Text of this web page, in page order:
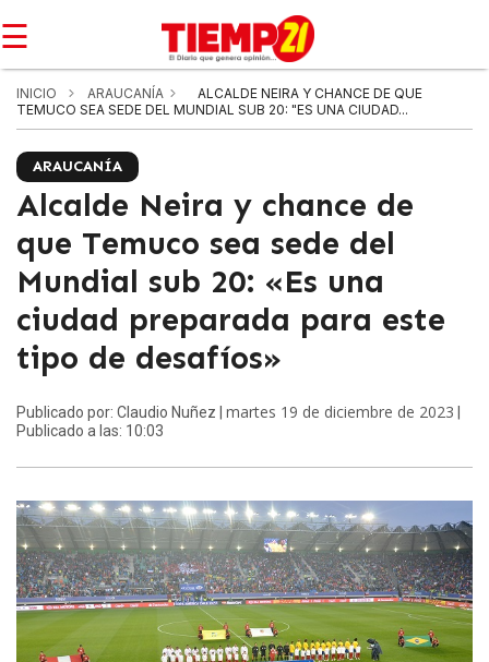
☰
INICIO ARAUCANÍA
ALCALDE NEIRA Y CHANCE DE QUE
TEMUCO SEA SEDE DEL MUNDIAL SUB 20: "ES UNA CIUDAD...
ARAUCANÍA
Alcalde Neira y chance de
que Temuco sea sede del
Mundial sub 20: «Es una
ciudad preparada para este
tipo de desafíos»
Publicado por: Claudio Nuñez | martes 19 de diciembre de 2023
Publicado a las: 10:03